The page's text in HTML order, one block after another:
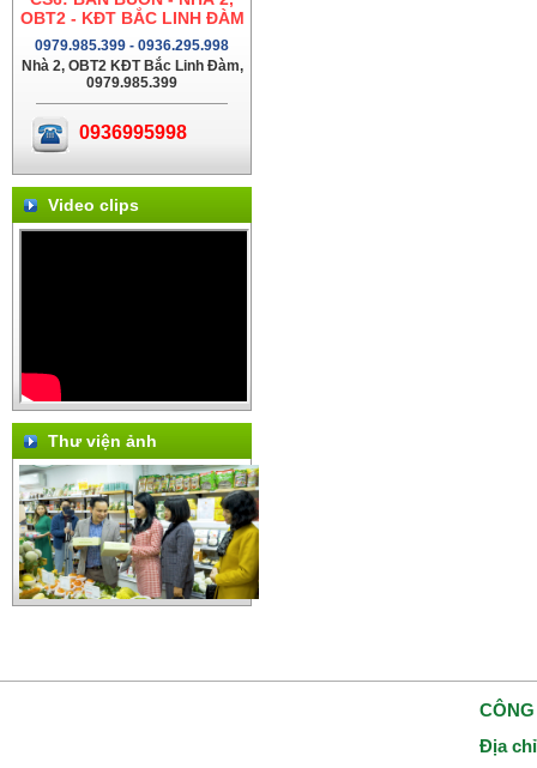
OBT2 - KĐT BẮC LINH ĐÀM
0979.985.399 - 0936.295.998
Nhà 2, OBT2 KĐT Bắc Linh Đàm,
0979.985.399
0936995998
Video clips
Thư viện ảnh
Địa